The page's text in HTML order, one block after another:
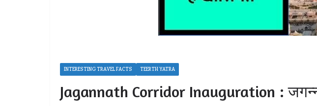
INTERESTING TRAVEL FACTS TEERTH YATRA
Jagannath Corridor Inauguration :